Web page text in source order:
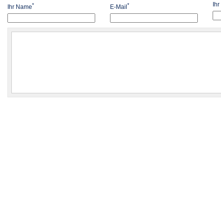
Ihr Name* E-Mail* Ihr